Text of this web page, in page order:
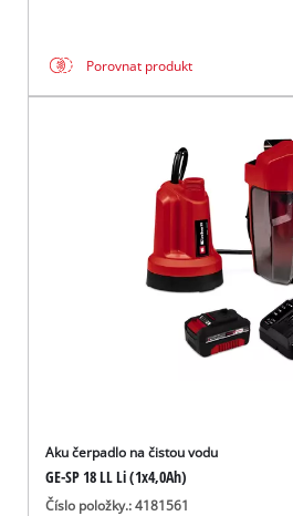
Porovnat produkt
Aku čerpadlo na čistou vodu
GE-SP 18 LL Li (1x4,0Ah)
Číslo položky.: 4181561